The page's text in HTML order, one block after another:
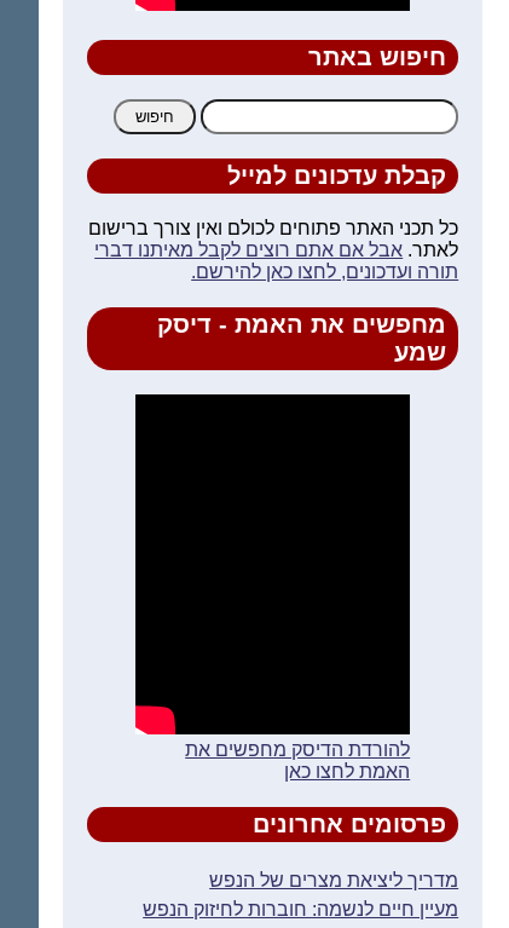
חיפוש באתר
חיפוש:
קבלת עדכונים למייל
כל תכני האתר פתוחים לכולם ואין צורך ברישום
לאתר. אבל אם אתם רוצים לקבל מאיתנו דברי
תורה ועדכונים, לחצו כאן להירשם.
מחפשים את האמת - דיסק
שמע
להורדת הדיסק מחפשים את
האמת לחצו כאן
פרסומים אחרונים
מדריך ליציאת מצרים של הנפש
מעיין חיים לנשמה: חוברות לחיזוק הנפש